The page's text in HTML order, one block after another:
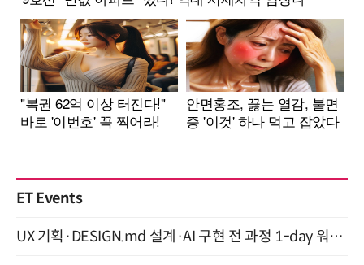
ET Events
UX 기획·DESIGN.md 설계·AI 구현 전 과정 1-day 워크숍 with Claude Code·Codex 9월 15일 개최